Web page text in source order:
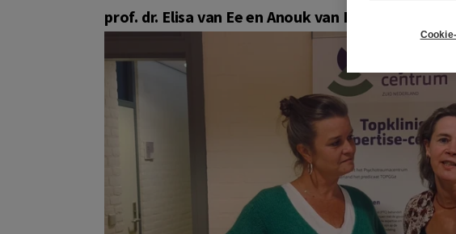
prof. dr. Elisa van Ee en Anouk van Berlo aan het